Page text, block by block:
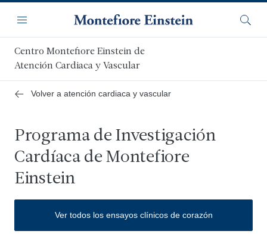
contenido
principal
Navegación
Menú
Centro Montefiore Einstein de
Atención Cardiaca y Vascular
Volver a atención cardiaca y vascular
Programa de Investigación
Cardíaca de Montefiore
Einstein
Ver todos los ensayos clínicos de corazón